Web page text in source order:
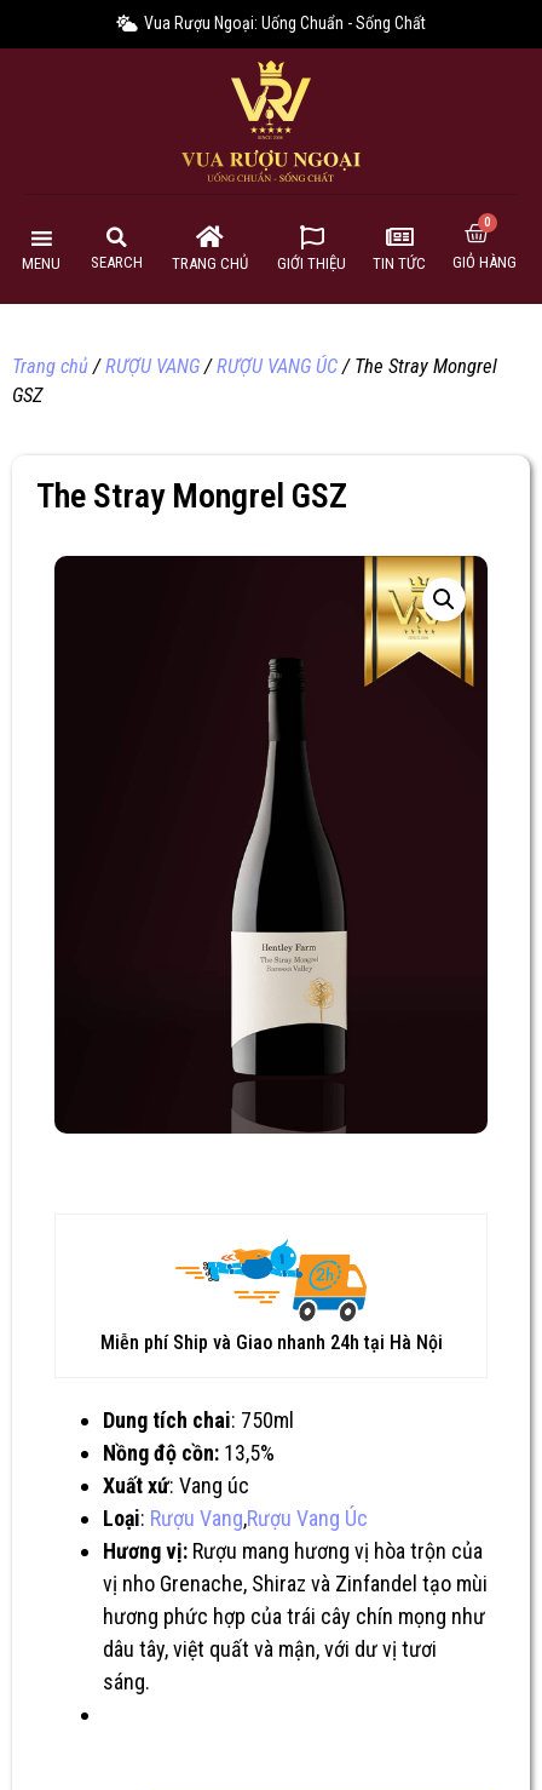
Vua Rượu Ngoại: Uống Chuẩn - Sống Chất
MENU SEARCH TRANG CHỦ GIỚI THIỆU TIN TỨC GIỎ HÀNG
Trang chủ/RƯỢU VANG/RƯỢU VANG ÚC/ The Stray Mongrel
GSZ
The Stray Mongrel GSZ
Miễn phí Ship và Giao nhanh 24h tại Hà Nội
Dung tích chai: 750ml
Nồng độ cồn: 13,5%
Xuất xứ: Vang úc
Loại: Rượu Vang,Rượu Vang Úc
Hương vị: Rượu mang hương vị hòa trộn của
vị nho Grenache, Shiraz và Zinfandel tạo mùi
hương phức hợp của trái cây chín mọng như
dâu tây, việt quất và mận, với dư vị tươi
sáng.